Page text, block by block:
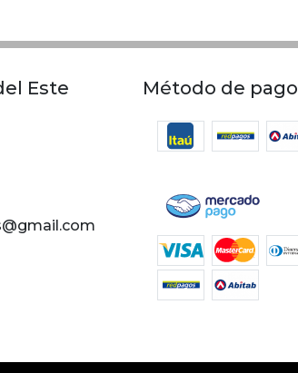
Este Método de pago